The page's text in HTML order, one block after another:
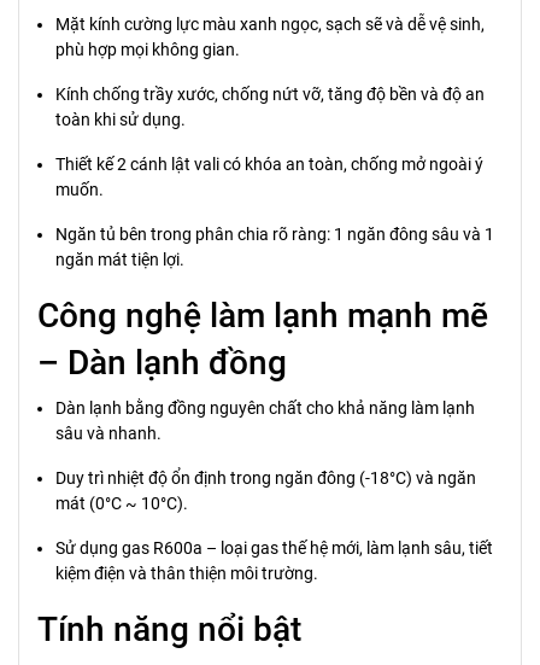
Mặt kính cường lực màu xanh ngọc, sạch sẽ và dễ vệ sinh,
phù hợp mọi không gian.
Kính chống trầy xước, chống nứt vỡ, tăng độ bền và độ an
toàn khi sử dụng.
Thiết kế 2 cánh lật vali có khóa an toàn, chống mở ngoài ý
muốn.
Ngăn tủ bên trong phân chia rõ ràng: 1 ngăn đông sâu và 1
ngăn mát tiện lợi.
Công nghệ làm lạnh mạnh mẽ
– Dàn lạnh đồng
Dàn lạnh bằng đồng nguyên chất cho khả năng làm lạnh
sâu và nhanh.
Duy trì nhiệt độ ổn định trong ngăn đông (-18°C) và ngăn
mát (0°C ~ 10°C).
Sử dụng gas R600a – loại gas thế hệ mới, làm lạnh sâu, tiết
kiệm điện và thân thiện môi trường.
Tính năng nổi bật